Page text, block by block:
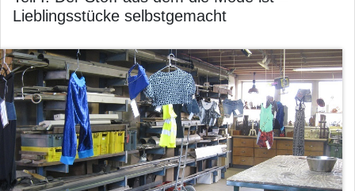
Lieblingsstücke selbstgemacht